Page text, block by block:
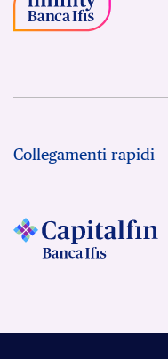
Collegamenti rapidi